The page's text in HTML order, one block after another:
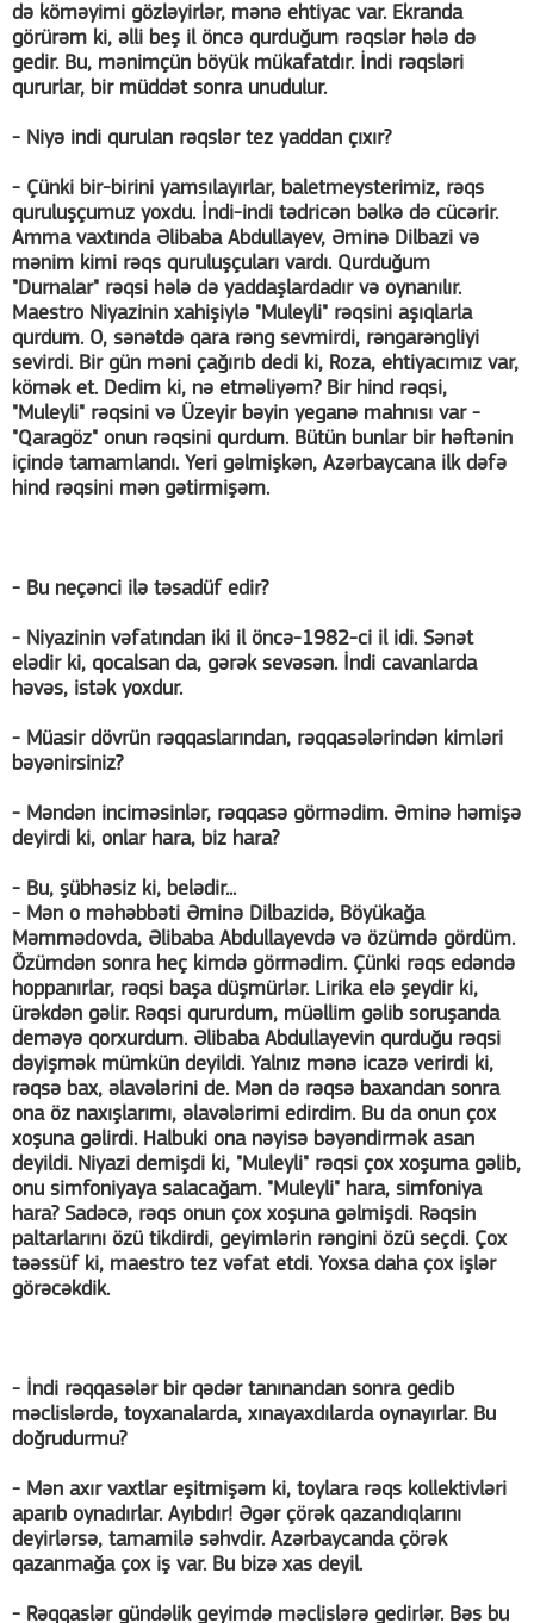
də köməyimi gözləyirlər, mənə ehtiyac var. Ekranda
görürəm ki, əlli beş il öncə qurduğum rəqslər hələ də
gedir. Bu, mənimçün böyük mükafatdır. İndi rəqsləri
qururlar, bir müddət sonra unudulur.
- Niyə indi qurulan rəqslər tez yaddan çıxır?
- Çünki bir-birini yamsılayırlar, baletmeysterimiz, rəqs
quruluşçumuz yoxdu. İndi-indi tədricən bəlkə də cücərir.
Amma vaxtında Əlibaba Abdullayev, Əminə Dilbazi və
mənim kimi rəqs quruluşçuları vardı. Qurduğum
"Durnalar" rəqsi hələ də yaddaşlardadır və oynanılır.
Maestro Niyazinin xahişiylə "Muleyli" rəqsini aşıqlarla
qurdum. O, sənətdə qara rəng sevmirdi, rəngarəngliyi
sevirdi. Bir gün məni çağırıb dedi ki, Roza, ehtiyacımız var,
kömək et. Dedim ki, nə etməliyəm? Bir hind rəqsi,
"Muleyli" rəqsini və Üzeyir bəyin yeganə mahnısı var -
"Qaragöz" onun rəqsini qurdum. Bütün bunlar bir həftənin
içində tamamlandı. Yeri gəlmişkən, Azərbaycana ilk dəfə
hind rəqsini mən gətirmişəm.
- Bu neçənci ilə təsadüf edir?
- Niyazinin vəfatından iki il öncə-1982-ci il idi. Sənət
elədir ki, qocalsan da, gərək sevəsən. İndi cavanlarda
həvəs, istək yoxdur.
- Müasir dövrün rəqqaslarından, rəqqasələrindən kimləri
bəyənirsiniz?
- Məndən inciməsinlər, rəqqasə görmədim. Əminə həmişə
deyirdi ki, onlar hara, biz hara?
- Bu, şübhəsiz ki, belədir...
- Mən o məhəbbəti Əminə Dilbazidə, Böyükağa
Məmmədovda, Əlibaba Abdullayevdə və özümdə gördüm.
Özümdən sonra heç kimdə görmədim. Çünki rəqs edəndə
hoppanırlar, rəqsi başa düşmürlər. Lirika elə şeydir ki,
ürəkdən gəlir. Rəqsi qururdum, müəllim gəlib soruşanda
deməyə qorxurdum. Əlibaba Abdullayevin qurduğu rəqsi
dəyişmək mümkün deyildi. Yalnız mənə icazə verirdi ki,
rəqsə bax, əlavələrini de. Mən də rəqsə baxandan sonra
ona öz naxışlarımı, əlavələrimi edirdim. Bu da onun çox
xoşuna gəlirdi. Halbuki ona nəyisə bəyəndirmək asan
deyildi. Niyazi demişdi ki, "Muleyli" rəqsi çox xoşuma gəlib,
onu simfoniyaya salacağam. "Muleyli" hara, simfoniya
hara? Sadəcə, rəqs onun çox xoşuna gəlmişdi. Rəqsin
paltarlarını özü tikdirdi, geyimlərin rəngini özü seçdi. Çox
təəssüf ki, maestro tez vəfat etdi. Yoxsa daha çox işlər
görəcəkdik.
- İndi rəqqasələr bir qədər tanınandan sonra gedib
məclislərdə, toyxanalarda, xınayaxdılarda oynayırlar. Bu
doğrudurmu?
- Mən axır vaxtlar eşitmişəm ki, toylara rəqs kollektivləri
aparıb oynadırlar. Ayıbdır! Əgər çörək qazandıqlarını
deyirlərsə, tamamilə səhvdir. Azərbaycanda çörək
qazanmağa çox iş var. Bu bizə xas deyil.
- Rəqqaslər gündəlik geyimdə məclislərə gedirlər. Bəs bu